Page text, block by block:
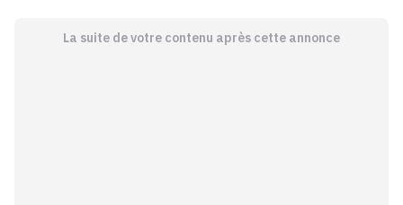
La suite de votre contenu après cette annonce